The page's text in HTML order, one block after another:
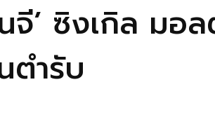
จี’ ซิงเกิล มอ
ตำรับ